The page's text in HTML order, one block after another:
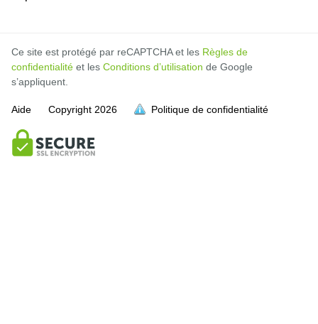
Ce site est protégé par reCAPTCHA et les Règles de
confidentialité et les Conditions d’utilisation de Google
s’appliquent.
Aide Copyright 2026 Politique de confidentialité